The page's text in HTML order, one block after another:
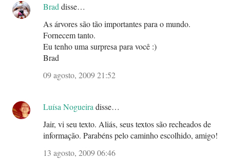
Brad disse…
As árvores são tão importantes para o mundo.
Fornecem tanto.
Eu tenho uma surpresa para você :)
Brad
09 agosto, 2009 21:52
Luísa Nogueira disse…
Jair, vi seu texto. Aliás, seus textos são recheados de
informação. Parabéns pelo caminho escolhido, amigo!
13 agosto, 2009 06:46